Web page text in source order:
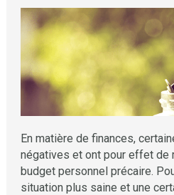
En matière de finances,
négatives et ont pour effet de
budget personnel précaire.
situation plus saine et une